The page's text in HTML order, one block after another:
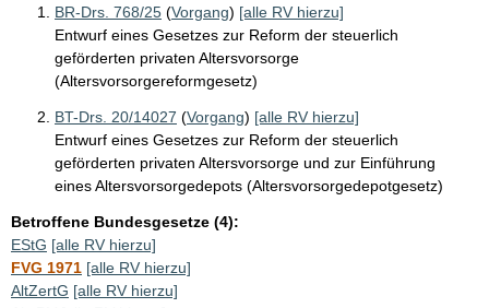
BR-Drs. 768/25 (Vorgang) [alle RV hierzu]
Entwurf eines Gesetzes zur Reform der steuerlich
geförderten privaten Altersvorsorge
(Altersvorsorgereformgesetz)
BT-Drs. 20/14027 (Vorgang) [alle RV hierzu]
Entwurf eines Gesetzes zur Reform der steuerlich
geförderten privaten Altersvorsorge und zur Einführung
eines Altersvorsorgedepots (Altersvorsorgedepotgesetz)
Betroffene Bundesgesetze (4):
EStG [alle RV hierzu]
FVG 1971 [alle RV hierzu]
AltZertG [alle RV hierzu]